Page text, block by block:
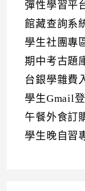
彈性學習平
館藏查詢系
學生社團專
期中考古題
台銀學雜費
學生Gmail
午餐外食訂
學生晚自習